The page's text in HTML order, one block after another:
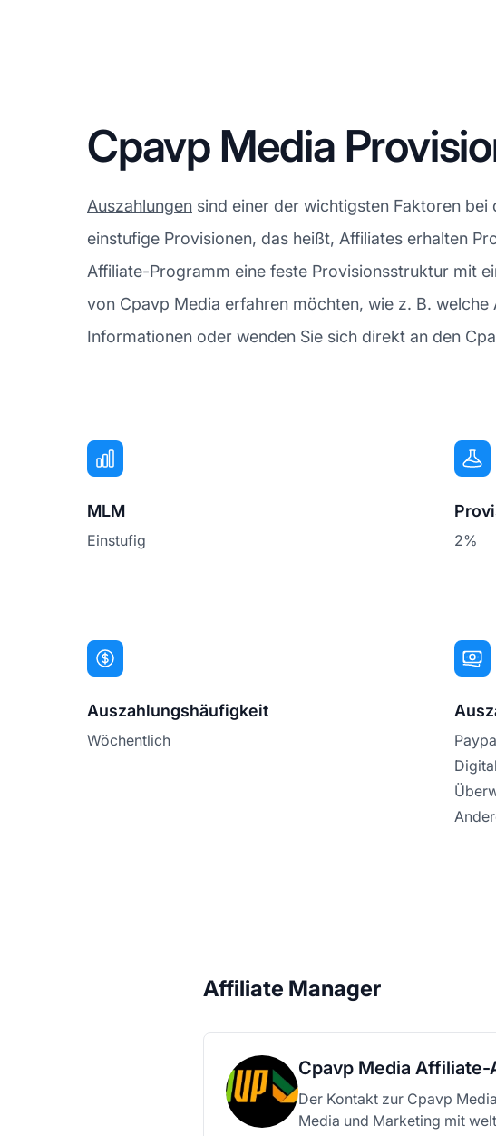
Cpavp Media
Auszahlungen sind einer der wichtigsten Faktoren
einstufige Provisionen, das heißt, Affiliates erhalten
Affiliate-Programm eine feste Provisionsstruktur mit
von Cpavp Media erfahren möchten, wie z. B.
Informationen oder wenden Sie sich direkt an den
MLM
Einstufig 2%
Auszahlungshäufigkeit
Wöchentlich
Affiliate Manager
Cpavp Media
Der Kontakt zur Cpavp
Media und Marketing mit